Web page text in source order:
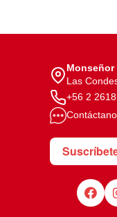
Monseñor
Las
+56 2